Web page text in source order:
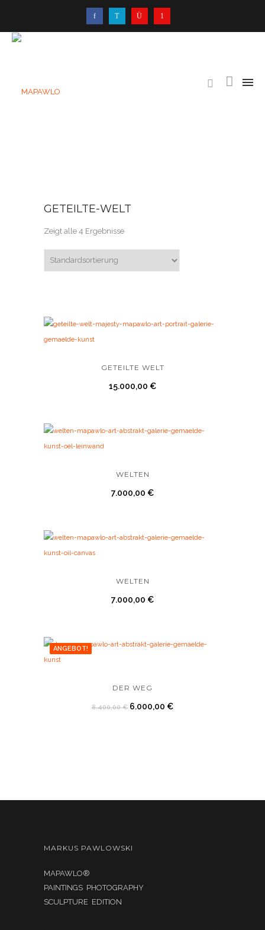
GETEILTE-WELT
Zeigt alle 4 Ergebnisse
GETEILTE WELT
15.000,00 €
WELTEN
7.000,00 €
WELTEN
7.000,00 €
ANGEBOT!
DER WEG
8.400,00€ 6.000,00 €
MARKUS PAWLOWSKI
MAPAWLO®
PAINTINGS PHOTOGRAPHY
SCULPTURE EDITION